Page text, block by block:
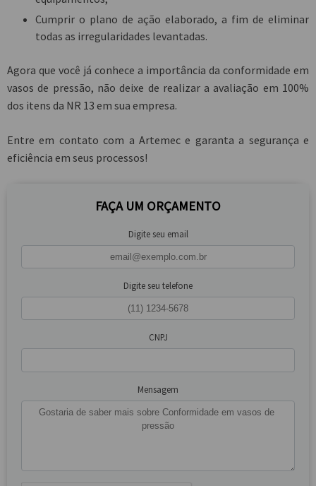
Cumprir o plano de ação elaborado, a fim de eliminar
todas as irregularidades levantadas.
Agora que você já conhece a importância da conformidade em
vasos de pressão, não deixe de realizar a avaliação em 100%
dos itens da NR 13 em sua empresa.
Entre em contato com a Artemec e garanta a segurança e
eficiência em seus processos!
FAÇA UM ORÇAMENTO
Digite seu email
Digite seu telefone
CNPJ
Mensagem